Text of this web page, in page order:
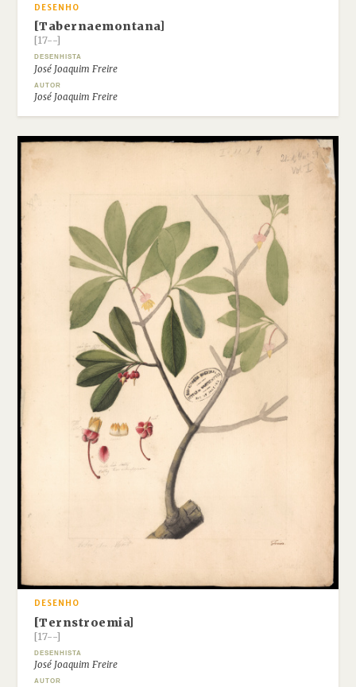
DESENHO
[Tabernaemontana]
[17--]
DESENHISTA
José Joaquim Freire
AUTOR
José Joaquim Freire
DESENHO
[Ternstroemia]
[17--]
DESENHISTA
José Joaquim Freire
AUTOR